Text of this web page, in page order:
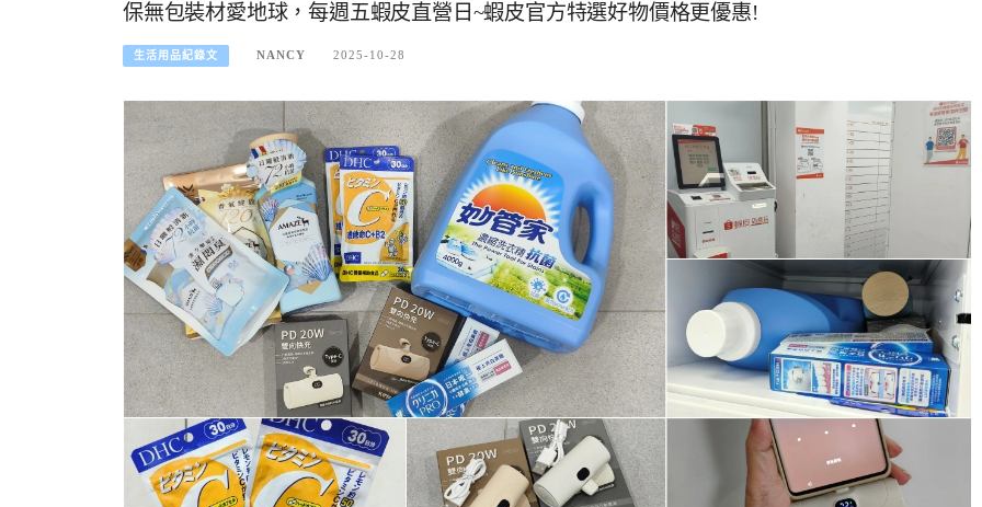
保無包裝材愛地球，每週五蝦皮直營日~蝦皮官方特選好物價格更優惠!
生活用品紀錄文 NANCY 2025-10-28